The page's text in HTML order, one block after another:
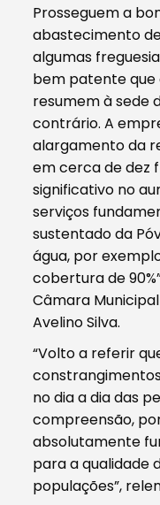
Prosseguem a
abastecimento
algumas
bem patente que
resumem à sede
contrário. A
alargamento da
em cerca de dez
significativo no
serviços
sustentado da
água, por
cobertura de
Câmara
Avelino Silva.
“Volto a referir
no dia a dia das
compreensão,
absolutamente
para a qualidade
populações”,